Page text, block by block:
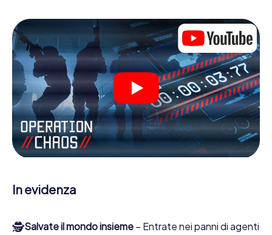
personale! Il requisito tecnico per la sua avventura da
agente a Wetteren é uno smartphone con accesso a
Internet mobile. Un clic le dà accesso alla nostra app web.
Non è necessario installare nulla per essere trascinati
nell'azione da video interattivi, minigiochi complicati e
molte altre funzionalità.
Lavori insieme con una squadra, origli le spie nemiche e
porti gli ufficiali di collegamento dalla sua parte. In questo
Escape Game a Wetteren lei e la sua squadra dovete
essere pronti a fermare i cattivi. A differenza di James
Bond and Co., tuttavia, non diventate eroi silenziosi: lei e
del Wetteren e avrete accesso alla vostra personale
galleria di immagini. Il gioco di Escape di myCityHunt rende
segreti e trasformi Wetteren in un'Escape Room
In evidenza
🕵Salvate il mondo insieme – Entrate nei panni di agenti